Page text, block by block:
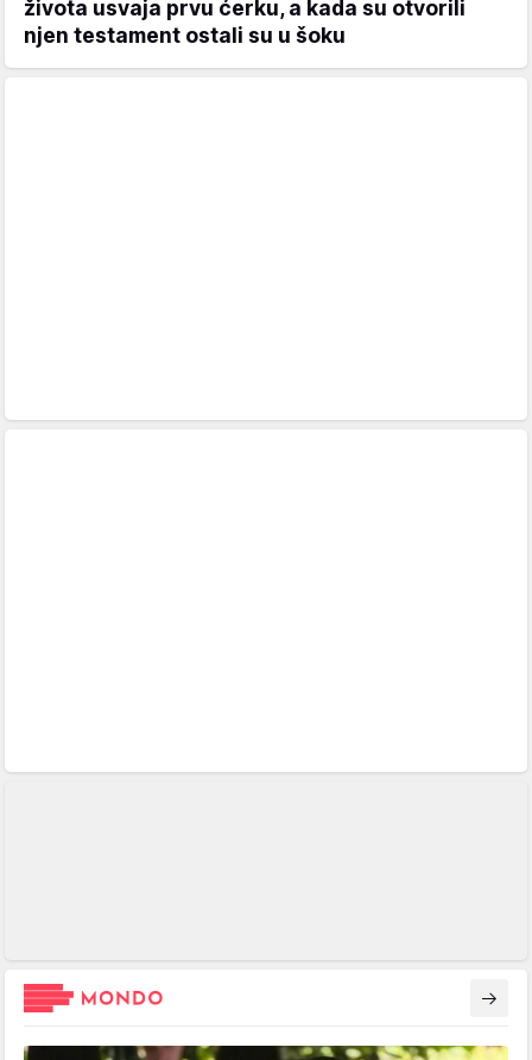
života usvaja prvu ćerku, a kada su otvorili
njen testament ostali su u šoku